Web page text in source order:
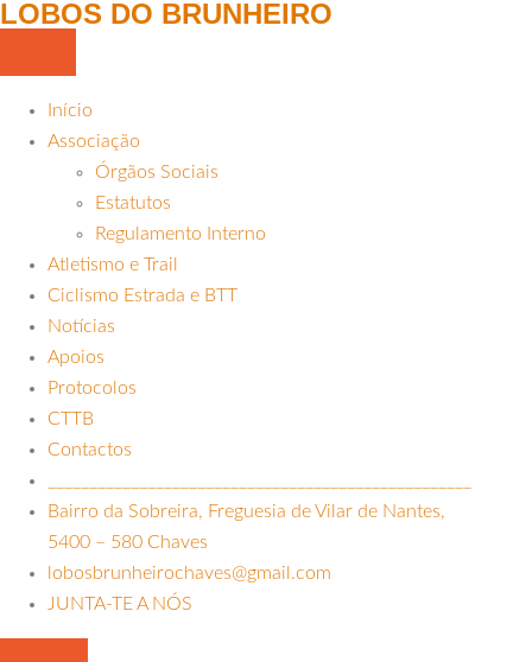
LOBOS DO BRUNHEIRO
Início
Associação
Órgãos Sociais
Estatutos
Regulamento Interno
Atletismo e Trail
Ciclismo Estrada e BTT
Notícias
Apoios
Protocolos
CTTB
Contactos
Bairro da Sobreira, Freguesia de Vilar de Nantes,
5400 – 580 Chaves
lobosbrunheirochaves@gmail.com
JUNTA-TE A NÓS